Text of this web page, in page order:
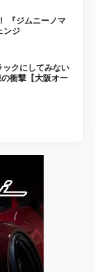
『ジムニーノマ
ンジ
ックにしてみない
衝撃【大阪オー